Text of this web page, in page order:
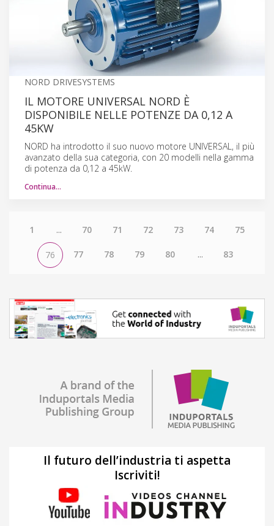
NORD DRIVESYSTEMS
IL MOTORE UNIVERSAL NORD È
DISPONIBILE NELLE POTENZE DA 0,12 A
45KW
NORD ha introdotto il suo nuovo motore UNIVERSAL, il più
avanzato della sua categoria, con 20 modelli nella gamma
di potenza da 0,12 a 45kW.
Continua…
1 ... 70 71 72 73 74 75
76 77 78 79 80 ... 83
Il futuro dell’industria ti aspetta
Iscriviti!